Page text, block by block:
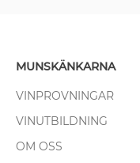
MUNSKÄNKARNA
VINPROVNINGAR
VINUTBILDNING
OM OSS